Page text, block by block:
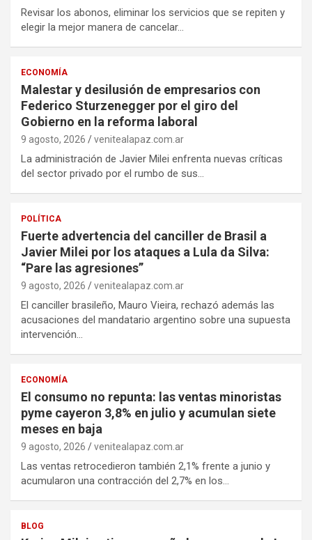
Revisar los abonos, eliminar los servicios que se repiten y
elegir la mejor manera de cancelar…
ECONOMÍA
Malestar y desilusión de empresarios con
Federico Sturzenegger por el giro del
Gobierno en la reforma laboral
9 agosto, 2026 venitealapaz.com.ar
La administración de Javier Milei enfrenta nuevas críticas
del sector privado por el rumbo de sus…
POLÍTICA
Fuerte advertencia del canciller de Brasil a
Javier Milei por los ataques a Lula da Silva:
“Pare las agresiones”
9 agosto, 2026 venitealapaz.com.ar
El canciller brasileño, Mauro Vieira, rechazó además las
acusaciones del mandatario argentino sobre una supuesta
intervención…
ECONOMÍA
El consumo no repunta: las ventas minoristas
pyme cayeron 3,8% en julio y acumulan siete
meses en baja
9 agosto, 2026 venitealapaz.com.ar
Las ventas retrocedieron también 2,1% frente a junio y
acumularon una contracción del 2,7% en los…
BLOG